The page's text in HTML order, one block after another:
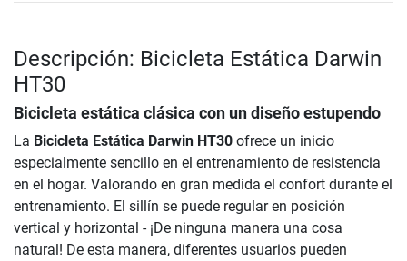
Descripción: Bicicleta Estática Darwin
HT30
Bicicleta estática clásica con un diseño estupendo
La Bicicleta Estática Darwin HT30 ofrece un inicio
especialmente sencillo en el entrenamiento de resistencia
en el hogar. Valorando en gran medida el confort durante el
entrenamiento. El sillín se puede regular en posición
vertical y horizontal - ¡De ninguna manera una cosa
natural! De esta manera, diferentes usuarios pueden